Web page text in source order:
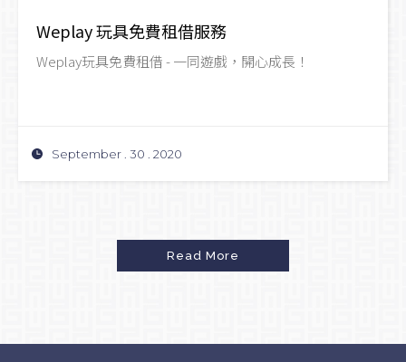
Weplay 玩具免費租借服務
Weplay玩具免費租借 - 一同遊戲，開心成長！
September . 30 . 2020
Read More